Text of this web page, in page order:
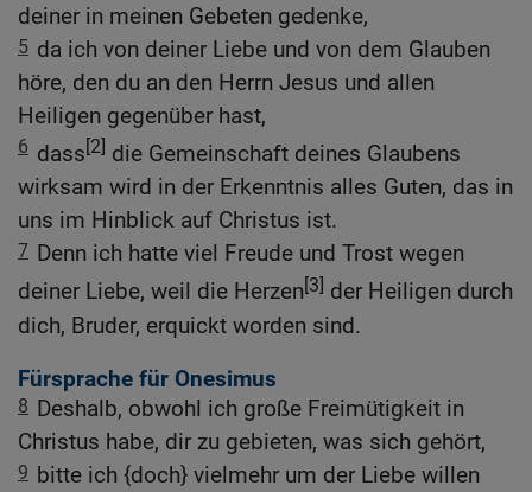
deiner in meinen Gebeten gedenke,
5 da ich von deiner Liebe und von dem Glauben
höre, den du an den Herrn Jesus und allen
Heiligen gegenüber hast,
6 dass[2] die Gemeinschaft deines Glaubens
wirksam wird in der Erkenntnis alles Guten, das in
uns im Hinblick auf Christus ist.
7 Denn ich hatte viel Freude und Trost wegen
deiner Liebe, weil die Herzen[3] der Heiligen durch
dich, Bruder, erquickt worden sind.
Fürsprache für Onesimus
8 Deshalb, obwohl ich große Freimütigkeit in
Christus habe, dir zu gebieten, was sich gehört,
9 bitte ich {doch} vielmehr um der Liebe willen